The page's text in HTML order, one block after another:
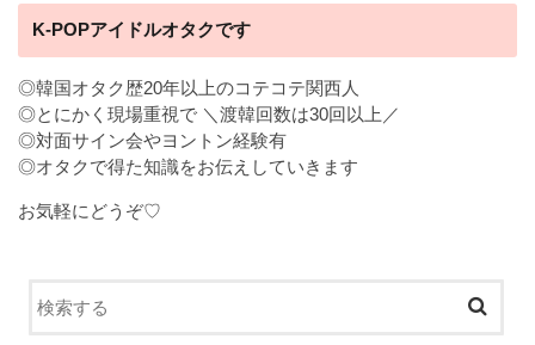
K-POPアイドルオタクです
◎韓国オタク歴20年以上のコテコテ関西人
◎とにかく現場重視で ＼渡韓回数は30回以上／
◎対面サイン会やヨントン経験有
◎オタクで得た知識をお伝えしていきます
お気軽にどうぞ♡